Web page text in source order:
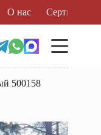
О нас
500158